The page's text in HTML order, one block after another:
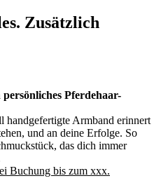
Zusätzlich
persönliches Pferdehaar-
handgefertigte Armband erinnert
und an deine Erfolge. So
das dich immer
Buchung bis zum xxx.